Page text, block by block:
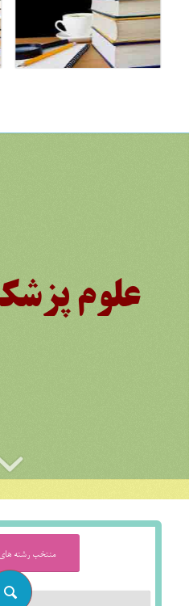
علوم
منتخب رشته